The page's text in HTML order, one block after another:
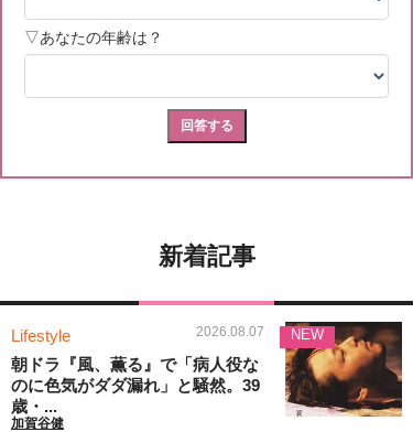
新着記事
Lifestyle 2026.08.07
朝ドラ『風、薫る』で「病人役な
のに色気がダダ漏れ」と騒然。39
歳・...
加賀谷健
NEW